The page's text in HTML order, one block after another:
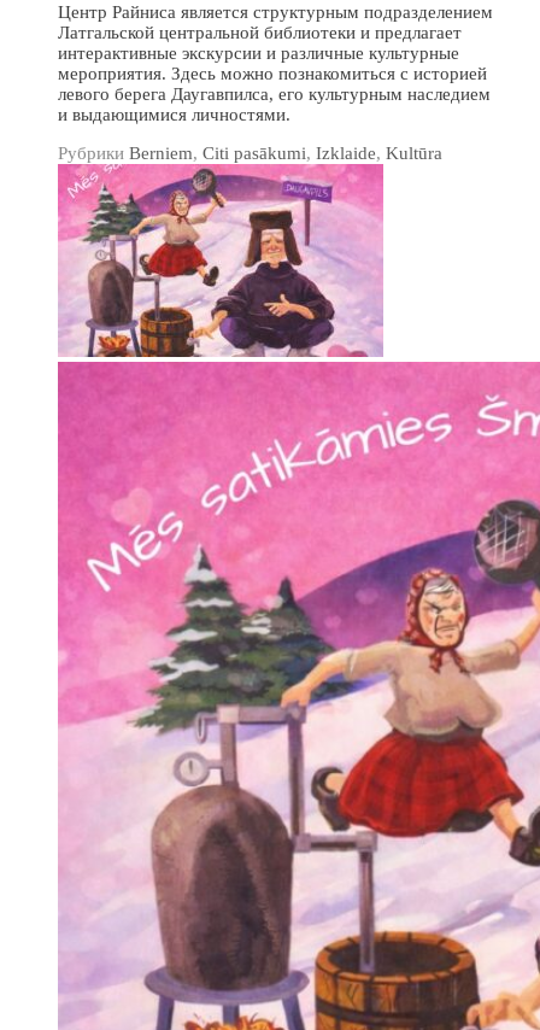
Центр Райниса является структурным подразделением
Латгальской центральной библиотеки и предлагает
интерактивные экскурсии и различные культурные
мероприятия. Здесь можно познакомиться с историей
левого берега Даугавпилса, его культурным наследием
и выдающимися личностями.
Рубрики Berniem, Citi pasākumi, Izklaide, Kultūra